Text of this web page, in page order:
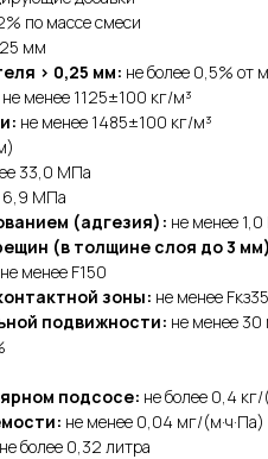
по массе смеси
мм
> 0,25 мм: не более 0,5% от
не менее 1125±100 кг/м³
не менее 1485±100 кг/м³
33,0 МПа
6,9 МПа
(адгезия): не менее
(в толщине слоя до 3
не менее F150
зоны: не менее Fкз35
подвижности: не менее 30
подсосе: не более 0,4 кг/
не менее 0,04 мг/(м·ч·Па)
не более 0,32 литра